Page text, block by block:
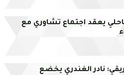
يعقد اجتماع تشاوري مع
نادر الغندري يخضع